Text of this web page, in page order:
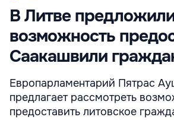
В Литве
возможность
Саакашвили
Европарламентарий Пятрас
предлагает рассмотреть
предоставить литовское